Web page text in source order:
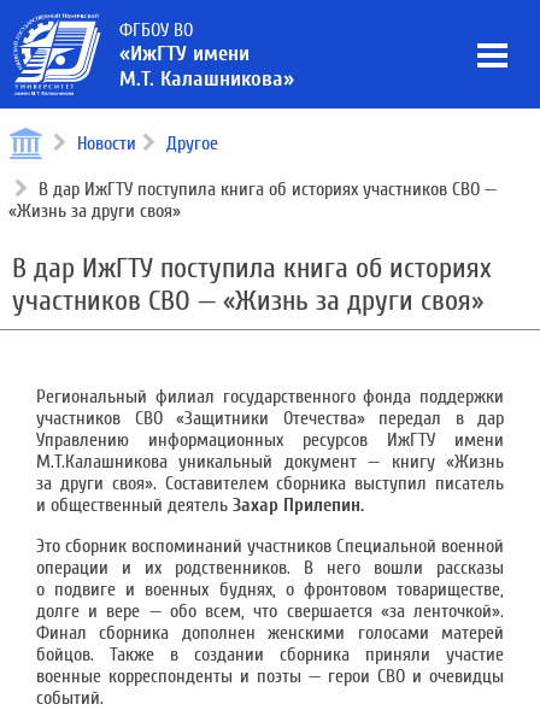
ФГБОУ ВО
«ИжГТУ имени
М.Т. Калашникова»
Новости Другое
В дар ИжГТУ поступила книга об историях участников СВО —
«Жизнь за други своя»
В дар ИжГТУ поступила книга об историях
участников СВО — «Жизнь за други своя»
Региональный филиал государственного фонда поддержки
участников СВО «Защитники Отечества» передал в дар
Управлению информационных ресурсов ИжГТУ имени
М.Т.Калашникова уникальный документ — книгу «Жизнь
за други своя». Составителем сборника выступил писатель
и общественный деятель Захар Прилепин.
Это сборник воспоминаний участников Специальной военной
операции и их родственников. В него вошли рассказы
о подвиге и военных буднях, о фронтовом товариществе,
долге и вере — обо всем, что свершается «за ленточкой».
Финал сборника дополнен женскими голосами матерей
бойцов. Также в создании сборника приняли участие
военные корреспонденты и поэты — герои СВО и очевидцы
событий.